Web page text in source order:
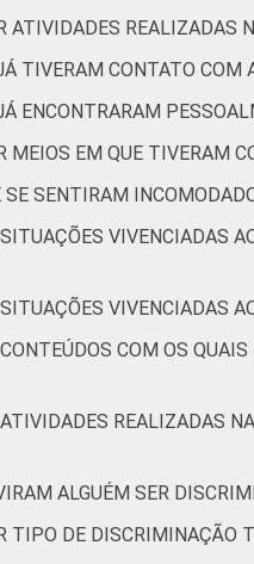
para o
Online Brasil 2017.
ATIVIDADES
TIVERAM CONTATO
ENCONTRARAM
MEIOS EM QUE TIVERAM
SENTIRAM
VIVENCIADAS
VIVENCIADAS
COM OS
REALIZADAS
ALGUÉM SER
TIPO DE